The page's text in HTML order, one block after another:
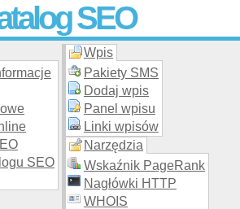
SEO
promocja stron WWW –
katalogu za darmo!
SEO
Wpis
Pakiety SMS
Dodaj wpis
Panel wpisu
Linki wpisów
Narzędzia
Wskaźnik PageRank
Nagłówki HTTP
WHOIS